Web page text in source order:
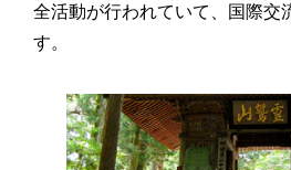
全活動が行われていて、国際交
す。